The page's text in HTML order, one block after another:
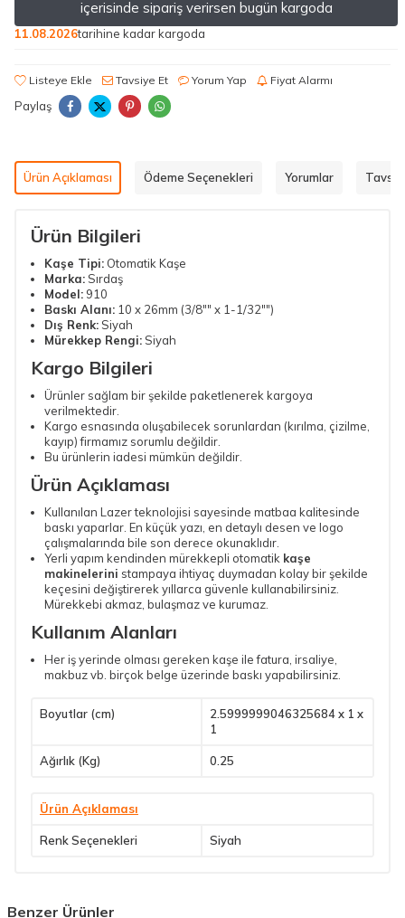
içerisinde sipariş verirsen bugün kargoda
11.08.2026tarihine kadar kargoda
Listeye Ekle Tavsiye Et Yorum Yap Fiyat Alarmı
Paylaş
Ürün Açıklaması Ödeme Seçenekleri Yorumlar
Ürün Bilgileri
Kaşe Tipi: Otomatik Kaşe
Marka: Sırdaş
Model: 910
Baskı Alanı: 10 x 26mm (3/8"" x 1-1/32"")
Dış Renk: Siyah
Mürekkep Rengi: Siyah
Kargo Bilgileri
Ürünler sağlam bir şekilde paketlenerek kargoya
verilmektedir.
Kargo esnasında oluşabilecek sorunlardan (kırılma, çizilme,
kayıp) firmamız sorumlu değildir.
Bu ürünlerin iadesi mümkün değildir.
Ürün Açıklaması
Kullanılan Lazer teknolojisi sayesinde matbaa kalitesinde
baskı yaparlar. En küçük yazı, en detaylı desen ve logo
çalışmalarında bile son derece okunaklıdır.
Yerli yapım kendinden mürekkepli otomatik kaşe
makinelerini stampaya ihtiyaç duymadan kolay bir şekilde
keçesini değiştirerek yıllarca güvenle kullanabilirsiniz.
Mürekkebi akmaz, bulaşmaz ve kurumaz.
Kullanım Alanları
Her iş yerinde olması gereken kaşe ile fatura, irsaliye,
makbuz vb. birçok belge üzerinde baskı yapabilirsiniz.
Boyutlar (cm)
2.5999999046325684 x 1 x
1
Ağırlık (Kg) 0.25
Ürün Açıklaması
Renk Seçenekleri Siyah
Benzer Ürünler